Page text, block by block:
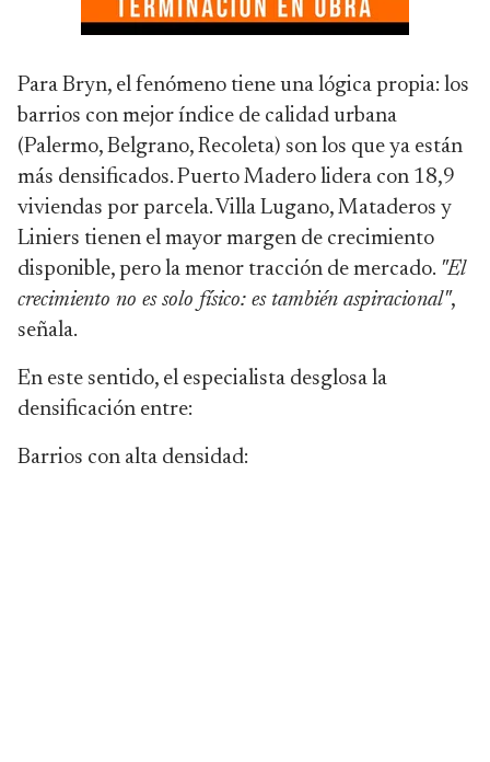
Para Bryn, el fenómeno tiene una lógica propia: los
barrios con mejor índice de calidad urbana
(Palermo, Belgrano, Recoleta) son los que ya están
más densificados. Puerto Madero lidera con 18,9
viviendas por parcela. Villa Lugano, Mataderos y
Liniers tienen el mayor margen de crecimiento
disponible, pero la menor tracción de mercado. "El
crecimiento no es solo físico: es también aspiracional",
señala.
En este sentido, el especialista desglosa la
densificación entre:
Barrios con alta densidad: